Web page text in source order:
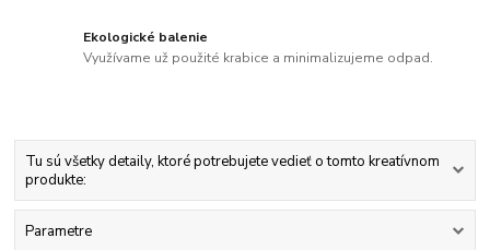
Ekologické balenie
Využívame už použité krabice a minimalizujeme odpad.
Tu sú všetky detaily, ktoré potrebujete vedieť o tomto kreatívnom
produkte:
Parametre